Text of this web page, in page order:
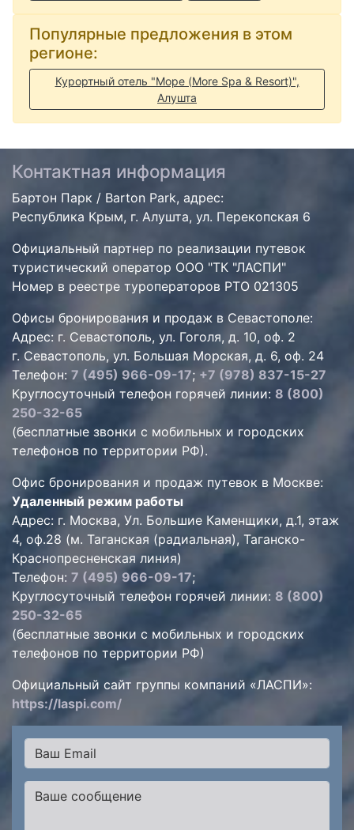
Популярные предложения в этом
регионе:
Курортный отель "Море (More Spa & Resort)",
Алушта
Контактная информация
Бартон Парк / Barton Park, адрес:
Республика Крым, г. Алушта, ул. Перекопская 6
Официальный партнер по реализации путевок
туристический оператор ООО "ТК "ЛАСПИ"
Номер в реестре туроператоров РТО 021305
Офисы бронирования и продаж в Севастополе:
Адрес: г. Севастополь, ул. Гоголя, д. 10, оф. 2
г. Севастополь, ул. Большая Морская, д. 6, оф. 24
Телефон: 7 (495) 966-09-17; +7 (978) 837-15-27
Круглосуточный телефон горячей линии: 8 (800)
250-32-65
(бесплатные звонки с мобильных и городских
телефонов по территории РФ).
Офис бронирования и продаж путевок в Москве:
Удаленный режим работы
Адрес: г. Москва, Ул. Большие Каменщики, д.1, этаж
4, оф.28 (м. Таганская (радиальная), Таганско-
Краснопресненская линия)
Телефон: 7 (495) 966-09-17;
Круглосуточный телефон горячей линии: 8 (800)
250-32-65
(бесплатные звонки с мобильных и городских
телефонов по территории РФ)
Официальный сайт группы компаний «ЛАСПИ»:
https://laspi.com/